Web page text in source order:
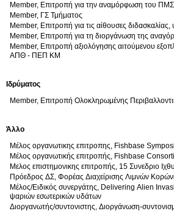
Member, Επιτροπή για την αναμόρφωση του ΠΜΣ
Member, ΓΣ Τμήματος
Member, Επιτροπή για τις αίθουσες διδασκαλίας,
Member, Επιτροπή για τη διοργάνωση της
Member, Επιτροπή αξιολόγησης αιτούμενου
ΑΠΘ - ΠΕΠ ΚΜ
Ιδρύματος
Member, Επιτροπή Ολοκληρωμένης
Άλλο
Μέλος οργανωτικης επιτροπης, Fishbase
Μέλος οργανωτικής επιτροπής, Fishbase
Μελος επιστημονικης επιτροπής, 15 Συνεδριο
Πρόεδρος ΔΣ, Φορέας Διαχείρισης
Μέλος/Ειδικός συνεργάτης, Delivering Alien
ψαριών εσωτερικών υδάτων
Διοργανωτής/συντονιστης, Διοργάνωση-